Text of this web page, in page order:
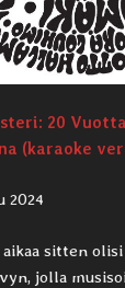
20
(karaoke
2024
sitten
jolla